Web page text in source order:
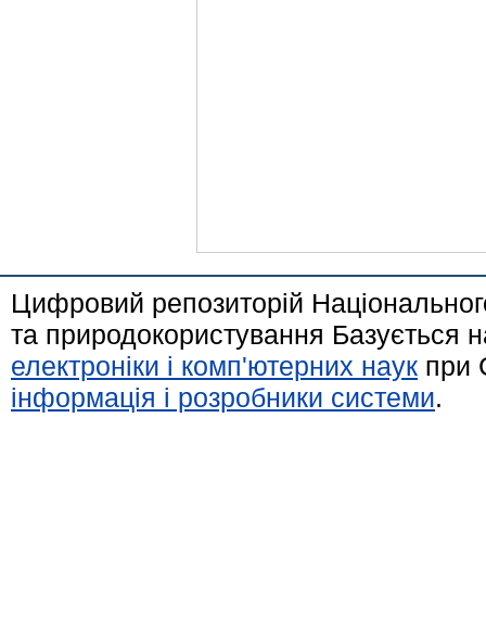
Цифровий репозиторій
та природокористування Базується
електроніки і комп'ютерних наук при
інформація і розробники системи.